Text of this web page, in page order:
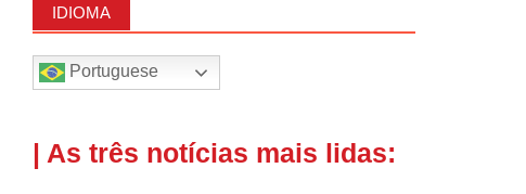
IDIOMA
Portuguese
| As três notícias mais lidas: